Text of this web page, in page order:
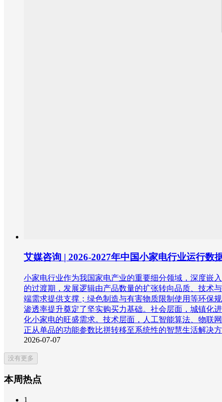
艾媒咨询 | 2026-2027年中国小家电行业运行数
小家电行业作为我国家电产业的重要细分领域，深度嵌
的过渡期，发展逻辑由产品数量的扩张转向品质、技术
端需求提供支撑；绿色制造与有害物质限制使用等环保
渗透率提升奠定了坚实购买力基础。社会层面，城镇化
化小家电的旺盛需求。技术层面，人工智能算法、物联
正从单品的功能参数比拼转移至系统性的智慧生活解决
2026-07-07
没有更多
本周热点
1